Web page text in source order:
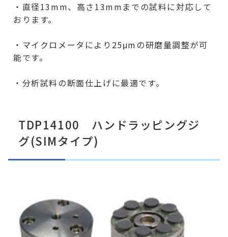
・直径13mm、高さ13mmまでの試料に対応して
おります。
・マイクロメータにより25μmの研磨量調整が可
能です。
・分析試料の断面仕上げに最適です。
TDP14100 ハンドラッピングジ
グ(SIMタイプ)